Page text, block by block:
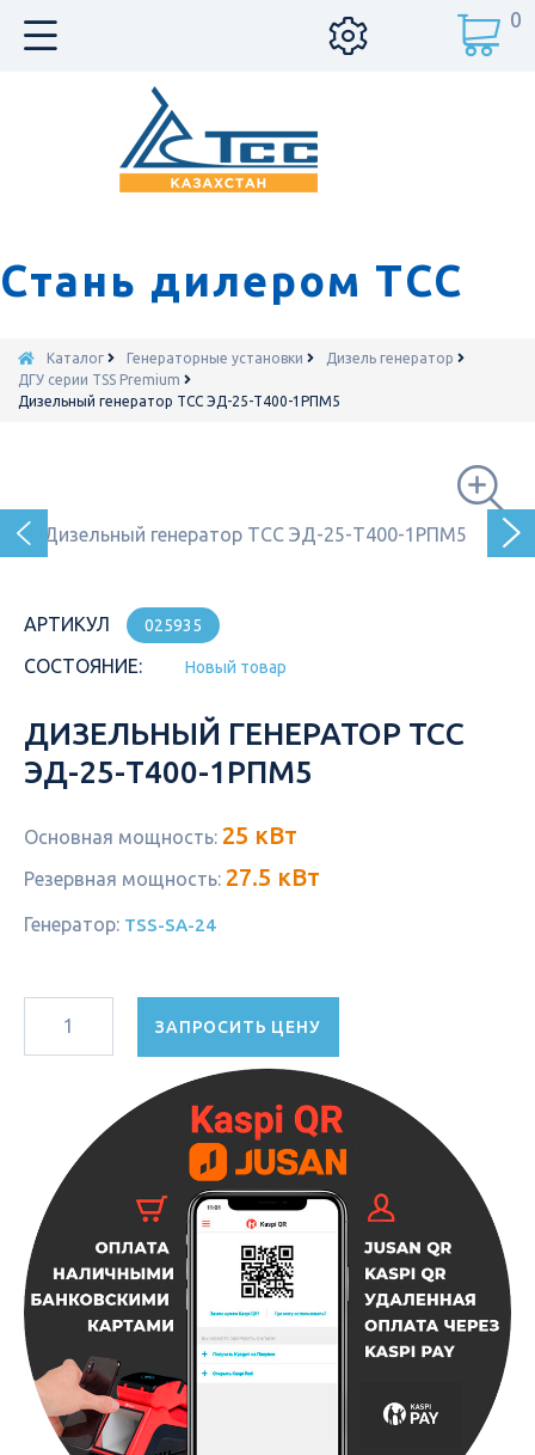
Стань дилером ТСС
0
Каталог Генераторные установки
Дизель генератор
ДГУ серии TSS Premium
Дизельный генератор ТСС ЭД-25-Т400-1РПМ5
АРТИКУЛ 025935
СОСТОЯНИЕ: Новый товар
ДИЗЕЛЬНЫЙ ГЕНЕРАТОР ТСС
ЭД-25-Т400-1РПМ5
Основная мощность: 25 кВт
Резервная мощность: 27.5 кВт
Генератор: TSS-SA-24
ЗАПРОСИТЬ ЦЕНУ